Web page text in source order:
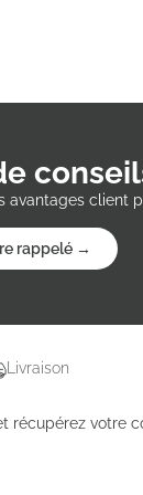
avantages client
rappelé →
Livraison
récupérez votre